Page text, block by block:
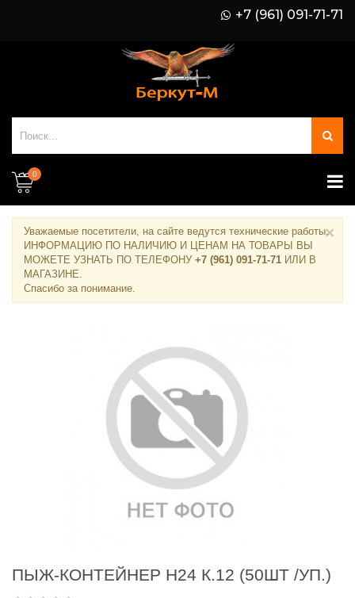
+7 (961) 091-71-71
0
Уважаемые посетители, на сайте ведутся технические работы.
ИНФОРМАЦИЮ ПО НАЛИЧИЮ И ЦЕНАМ НА ТОВАРЫ ВЫ
МОЖЕТЕ УЗНАТЬ ПО ТЕЛЕФОНУ +7 (961) 091-71-71 ИЛИ В
МАГАЗИНЕ.
Спасибо за понимание.
×
ПЫЖ-КОНТЕЙНЕР Н24 К.12 (50ШТ /УП.)